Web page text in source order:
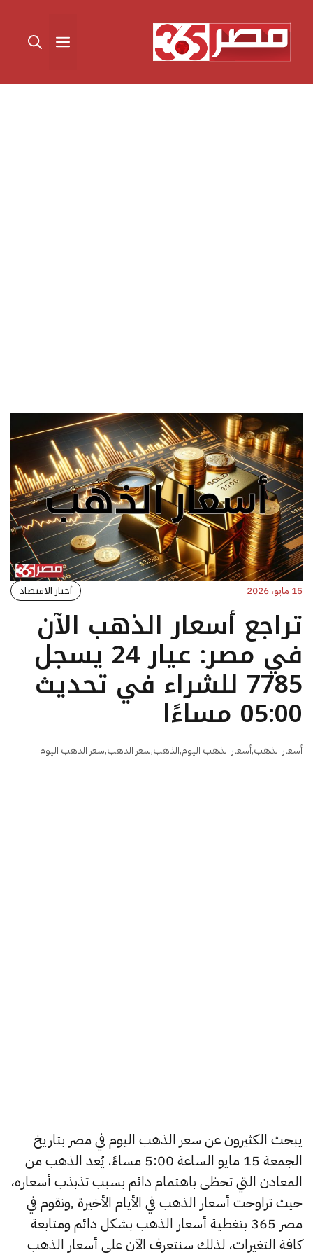
المحتوى القائمة
15 مايو، 2026 أخبار الاقتصاد
تراجع أسعار الذهب الآن
في مصر: عيار 24 يسجل
7785 للشراء في تحديث
05:00 مساءًا
أسعار الذهب,أسعار الذهب اليوم,الذهب,سعر الذهب,سعر الذهب اليوم
يبحث الكثيرون عن سعر الذهب اليوم في مصر بتاريخ
الجمعة 15 مايو الساعة 5:00 مساءً. يُعد الذهب من
المعادن التي تحظى باهتمام دائم بسبب تذبذب أسعاره،
حيث تراوحت أسعار الذهب في الأيام الأخيرة ,ونقوم في
مصر 365 بتغطية أسعار الذهب بشكل دائم ومتابعة
كافة التغيرات، لذلك سنتعرف الآن على أسعار الذهب